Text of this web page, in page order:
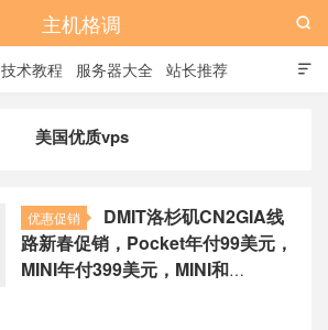
主机格调

技术教程 服务器大全 站长推荐

美国优质vps
优惠促销
DMIT洛杉矶CN2GIA线
路新春促销，Pocket年付99美元，
MINI年付399美元，MINI和